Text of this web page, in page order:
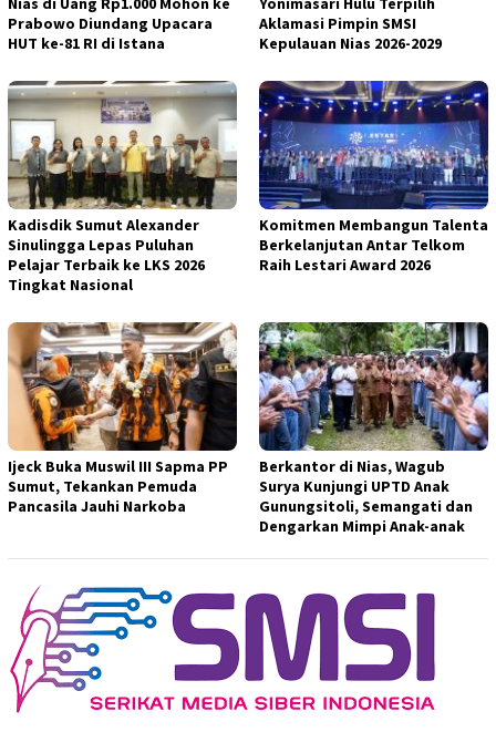
Prabowo Diundang Upacara
HUT ke-81 RI di Istana
Aklamasi Pimpin SMSI
Kepulauan Nias 2026-2029
Kadisdik Sumut Alexander
Sinulingga Lepas Puluhan
Pelajar Terbaik ke LKS 2026
Tingkat Nasional
Komitmen Membangun Talenta
Berkelanjutan Antar Telkom
Raih Lestari Award 2026
Ijeck Buka Muswil III Sapma PP
Sumut, Tekankan Pemuda
Pancasila Jauhi Narkoba
Berkantor di Nias, Wagub
Surya Kunjungi UPTD Anak
Gunungsitoli, Semangati dan
Dengarkan Mimpi Anak-anak